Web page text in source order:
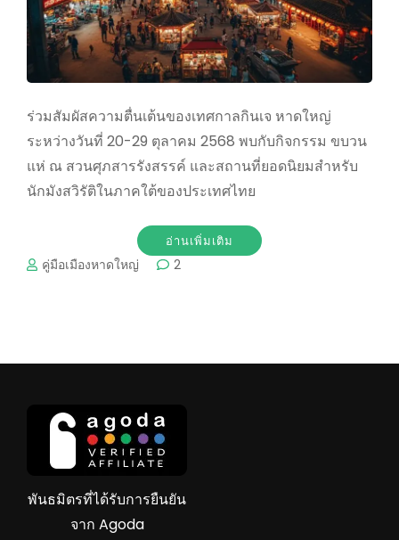
ร่วมสัมผัสความตื่นเต้นของเทศกาลกินเจ หาดใหญ่
ระหว่างวันที่ 20-29 ตุลาคม 2568 พบกับกิจกรรม ขบวน
แห่ ณ สวนศุภสารรังสรรค์ และสถานที่ยอดนิยมสำหรับ
นักมังสวิรัติในภาคใต้ของประเทศไทย
อ่านเพิ่มเติม
คู่มือเมืองหาดใหญ่ 2
พันธมิตรที่ได้รับการยืนยัน
จาก Agoda